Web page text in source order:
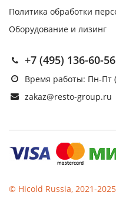
Политика обработки
Оборудование и лизинг
+7 (495) 136-60-56
Время работы: Пн-Пт
zakaz@resto-group.ru
© Hicold Russia, 2021-2025